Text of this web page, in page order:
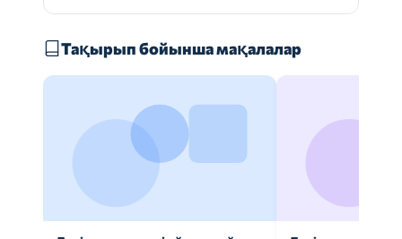
Тақырып бойынша мақалалар